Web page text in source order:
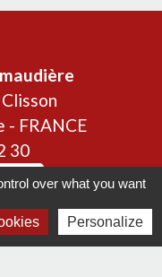
- FRANCE
30
over what you want
Personalize